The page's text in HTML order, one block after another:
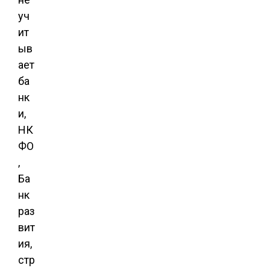
уч
ит
ыв
ает
ба
нк
и,
НК
ФО
,
Ба
нк
раз
вит
ия,
стр